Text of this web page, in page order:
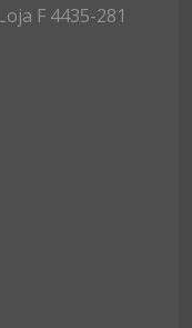
F 4435-281